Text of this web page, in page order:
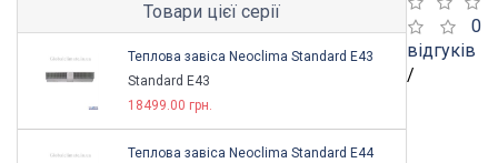
Товари цієї серії
Теплова завіса Neoclima Standard E43
Standard E43
18499.00 грн.
Теплова завіса Neoclima Standard E44
0
відгуків
/